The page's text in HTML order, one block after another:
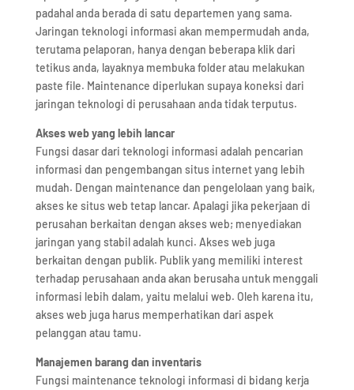
padahal anda berada di satu departemen yang sama.
Jaringan teknologi informasi akan mempermudah anda,
terutama pelaporan, hanya dengan beberapa klik dari
tetikus anda, layaknya membuka folder atau melakukan
paste file. Maintenance diperlukan supaya koneksi dari
jaringan teknologi di perusahaan anda tidak terputus.
Akses web yang lebih lancar
Fungsi dasar dari teknologi informasi adalah pencarian
informasi dan pengembangan situs internet yang lebih
mudah. Dengan maintenance dan pengelolaan yang baik,
akses ke situs web tetap lancar. Apalagi jika pekerjaan di
perusahan berkaitan dengan akses web; menyediakan
jaringan yang stabil adalah kunci. Akses web juga
berkaitan dengan publik. Publik yang memiliki interest
terhadap perusahaan anda akan berusaha untuk menggali
informasi lebih dalam, yaitu melalui web. Oleh karena itu,
akses web juga harus memperhatikan dari aspek
pelanggan atau tamu.
Manajemen barang dan inventaris
Fungsi maintenance teknologi informasi di bidang kerja